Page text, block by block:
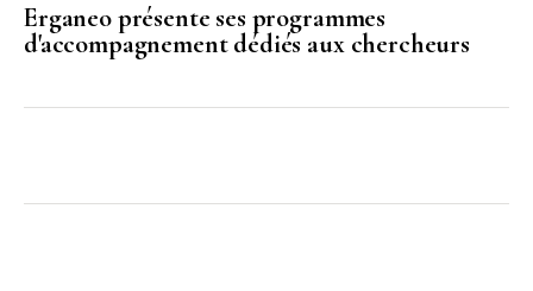
Erganeo présente ses programmes
d'accompagnement dédiés aux chercheurs